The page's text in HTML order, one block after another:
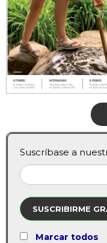
Suscríbase a
SUSCRIBIRME
Marcar todos